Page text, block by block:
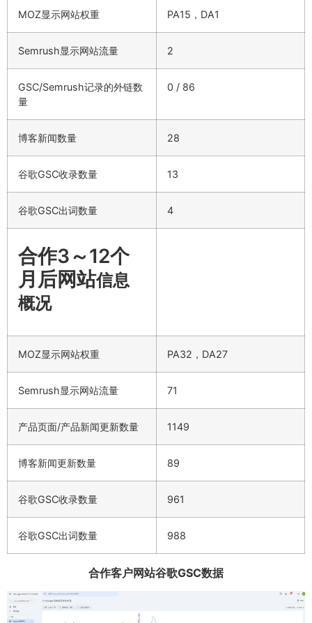
MOZ显示网站权重 PA15，DA1
Semrush显示网站流量 2
GSC/Semrush记录的外链数
量
0 / 86
博客新闻数量 28
谷歌GSC收录数量 13
谷歌GSC出词数量 4
合作3～12个
月后网站信息
概况
MOZ显示网站权重 PA32，DA27
Semrush显示网站流量 71
产品页面/产品新闻更新数量 1149
博客新闻更新数量 89
谷歌GSC收录数量 961
谷歌GSC出词数量 988
合作客户网站谷歌GSC数据